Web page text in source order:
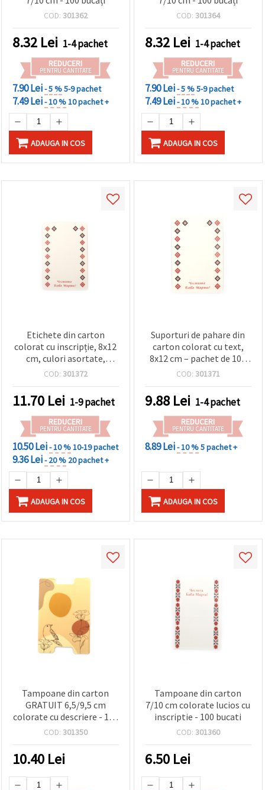
COD: 301362
8.32 Lei 1-4 pachet
REDUCERI
PENTRU CANTITATE
7.90 Lei- 5 %5-9 pachet
7.49 Lei- 10 %10 pachet +
ADAUGA IN COS
COD: 301364
8.32 Lei 1-4 pachet
REDUCERI
PENTRU CANTITATE
7.90 Lei- 5 %5-9 pachet
7.49 Lei- 10 %10 pachet +
ADAUGA IN COS
Etichete din carton
colorat cu inscripție, 8x12
cm, culori asortate,
pachet 100 bucăți
COD: 301372
11.70 Lei 1-9 pachet
REDUCERI
PENTRU CANTITATE
10.50 Lei- 10 %10-19 pachet
9.36 Lei- 20 % 20 pachet +
ADAUGA IN COS
Suporturi de pahare din
carton colorat cu text,
8x12 cm – pachet de 100
bucăți
COD: 301371
9.88 Lei 1-4 pachet
REDUCERI
PENTRU CANTITATE
8.89 Lei- 10 %5 pachet +
ADAUGA IN COS
Tampoane din carton
GRATUIT 6,5/9,5 cm
colorate cu descriere - 100
buc
COD: 301350
10.40 Lei
Tampoane din carton
7/10 cm colorate lucios cu
inscriptie - 100 bucati
COD: 301360
6.50 Lei